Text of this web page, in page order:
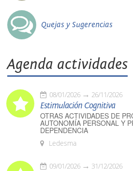
Quejas y Sugerencias
Agenda actividades
08/01/2026 26/11/2026
Estimulación Cognitiva
OTRAS ACTIVIDADES DE
AUTONOMÍA PERSONAL Y
DEPENDENCIA
Ledesma
09/01/2026 31/12/2026